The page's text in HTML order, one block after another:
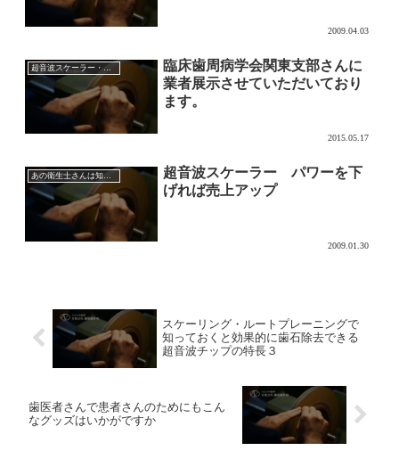
2009.04.03
超音波スケーラー・チップ
臨床歯周病学会関東支部さんに
業者展示させていただいており
ます。
2015.05.17
あの衛生士さんは知っている超音波チップの効果的な使い方
超音波スケーラー パワーを下
げれば売上アップ
2009.01.30
スケーリング・ルートプレーニングで
知っておくと効果的に歯石除去できる
超音波チップの特長３
歯医者さんで患者さんのためにもこん
なグッズはいかがですか